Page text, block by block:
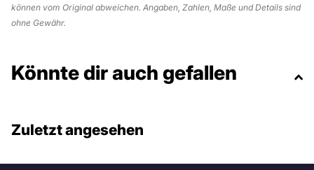
können vom Original abweichen. Angaben, Zahlen, Maße und Details sind
ohne Gewähr.
Könnte dir auch gefallen
Zuletzt angesehen